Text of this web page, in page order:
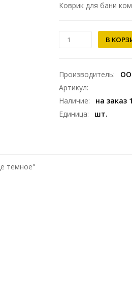
Коврик для бани
Производитель:
Артикул:
Наличие:
на заказ
Единица: шт.
темное"